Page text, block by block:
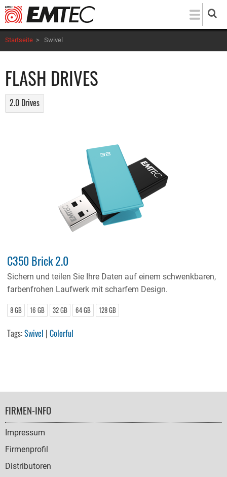
Direkt
zum
Inhalt
Startseite > Swivel
FLASH DRIVES
2.0 Drives
C350 Brick 2.0
Sichern und teilen Sie Ihre Daten auf einem schwenkbaren,
farbenfrohen Laufwerk mit scharfem Design.
8 GB 16 GB 32 GB 64 GB 128 GB
Tags:Swivel |Colorful
FOOTER
NAVIGATION
FIRMEN-INFO
Impressum
Firmenprofil
Distributoren